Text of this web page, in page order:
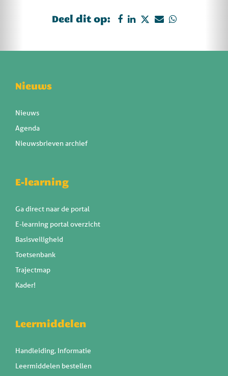
Deel dit op:
Nieuws
Nieuws
Agenda
Nieuwsbrieven archief
E-learning
Ga direct naar de portal
E-learning portal overzicht
Basisveiligheid
Toetsenbank
Trajectmap
Kader!
Leermiddelen
Handleiding, Informatie
Leermiddelen bestellen